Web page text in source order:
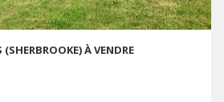
À VENDRE